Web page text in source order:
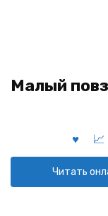
Малый
Читать